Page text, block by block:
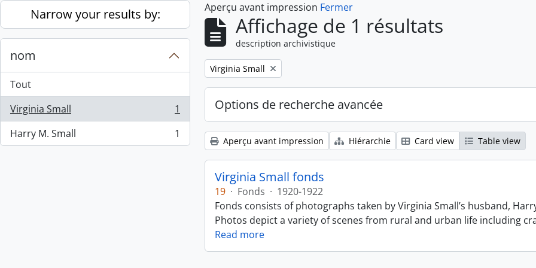
Skip to main content
Narrow your results by:
nom
Tout
Virginia Small
, 1 résultats
1
Harry M. Small
, 1 résultats 1
Aperçu avant impression Fermer
Affichage de 1 résultats
description archivistique
Remove filter:
Virginia Small
Options de recherche avancée
Aperçu avant impression Hiérarchie Card view Table view
Virginia Small fonds
19 · Fonds · 1920-1922
Fonds consists of photographs taken by Virginia Small’s husband,
Photos depict a variety of scenes from rural and urban life including
Read more